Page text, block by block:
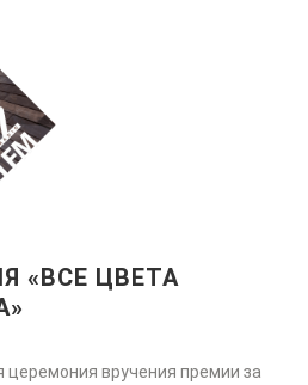
«ВСЕ ЦВЕТА
церемония вручения премии за